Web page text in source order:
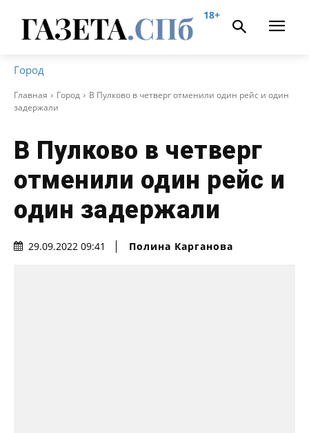
18+
Город
Главная Город
В Пулково в четверг отменили один рейс и один
задержали
В Пулково в четверг
отменили один рейс и
один задержали
29.09.2022 09:41 Полина Карганова